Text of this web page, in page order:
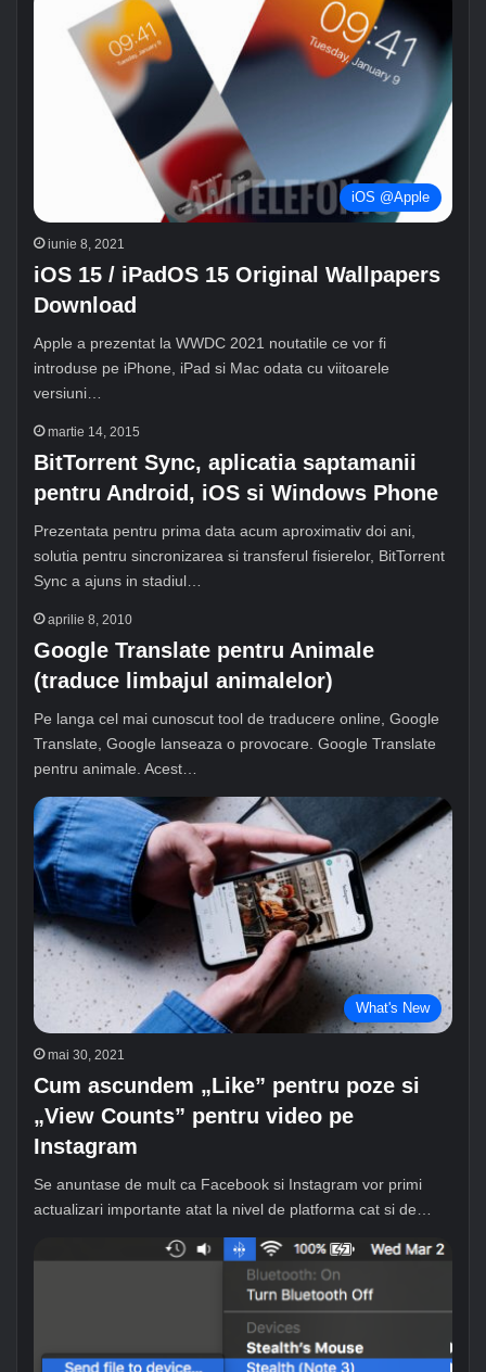
iOS @Apple
iunie 8, 2021
iOS 15 / iPadOS 15 Original Wallpapers
Download
Apple a prezentat la WWDC 2021 noutatile ce vor fi
introduse pe iPhone, iPad si Mac odata cu viitoarele
versiuni…
martie 14, 2015
BitTorrent Sync, aplicatia saptamanii
pentru Android, iOS si Windows Phone
Prezentata pentru prima data acum aproximativ doi ani,
solutia pentru sincronizarea si transferul fisierelor, BitTorrent
Sync a ajuns in stadiul…
aprilie 8, 2010
Google Translate pentru Animale
(traduce limbajul animalelor)
Pe langa cel mai cunoscut tool de traducere online, Google
Translate, Google lanseaza o provocare. Google Translate
pentru animale. Acest…
What's New
mai 30, 2021
Cum ascundem „Like” pentru poze si
„View Counts” pentru video pe
Instagram
Se anuntase de mult ca Facebook si Instagram vor primi
actualizari importante atat la nivel de platforma cat si de…